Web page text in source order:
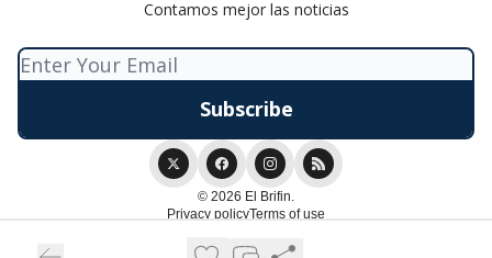
Contamos mejor las noticias
© 2026 El Brifin.
Privacy policyTerms of use
Powered by beehiiv